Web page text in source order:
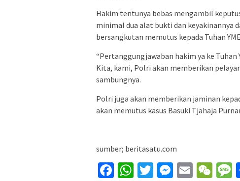
Hakim tentunya bebas mengambil
minimal dua alat bukti dan keyakinannya
bersangkutan memutus kepada Tuhan
“Pertanggungjawaban hakim ya ke Tuhan
Kita, kami, Polri akan memberikan
sambungnya.
Polri juga akan memberikan jaminan
akan memutus kasus Basuki Tjahaja
sumber; beritasatu.com
Facebook
WhatsApp
TwitterEmail